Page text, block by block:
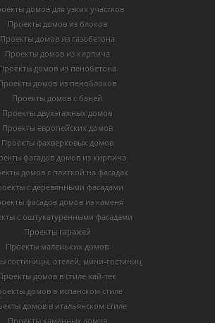
домов для узких участков
Проекты домов из блоков
Проекты домов из газобетона
Проекты домов из кирпича
Проекты домов из пенобетона
домов из пеноблоков
Проекты домов с баней
Проекты двухэтажных домов
Проекты европейских домов
Проекты фахверковых домов
фасадов домов из кирпича
домов с плиткой на фасадах
с деревянными фасадами
фасадов домов из каменя
с оштукатуренными фасадами
Проекты гаражей
Проекты маленьких домов
гостиницы, отелей, мини-гостиниц
домов в стиле хай-тек
домов в испанском стиле
домов в итальянском стиле
Проекты каменных домов